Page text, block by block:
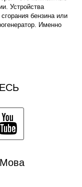
Устройства
бензина или
Именно